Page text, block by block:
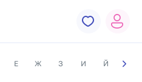
Е Ж З И Й К